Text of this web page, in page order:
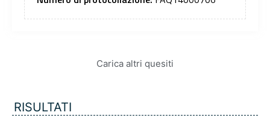
Carica altri quesiti
RISULTATI